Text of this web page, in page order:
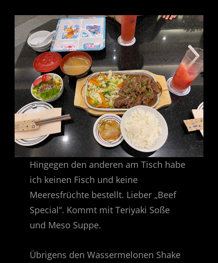
Hingegen den anderen am Tisch habe
ich keinen Fisch und keine
Meeresfrüchte bestellt. Lieber „Beef
Special“. Kommt mit Teriyaki Soße
und Meso Suppe.
Übrigens den Wassermelonen Shake